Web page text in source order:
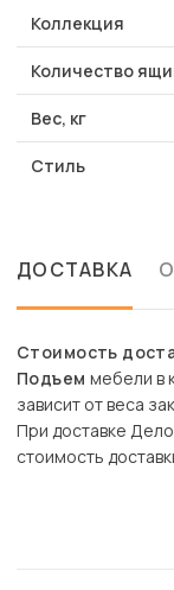
Коллекция
Количество
Вес, кг
Стиль
ДОСТАВКА
Стоимость
Подъем мебели в
зависит от веса
При доставке
стоимость